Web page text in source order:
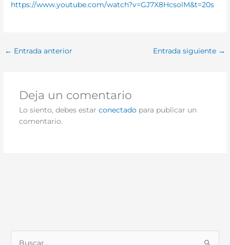
https://www.youtube.com/watch?v=GJ7X8HcsolM&t=20s
← Entrada anterior Entrada siguiente →
Deja un comentario
Lo siento, debes estar conectadopara publicar un
comentario.